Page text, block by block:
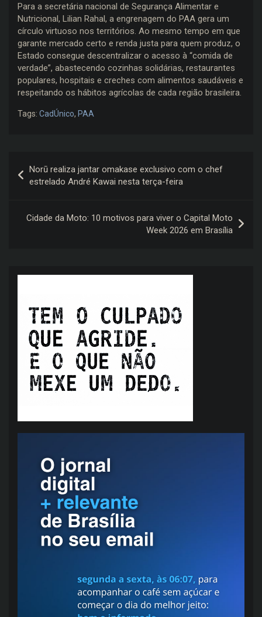
Para a secretária nacional de Segurança Alimentar e
Nutricional, Lilian Rahal, a engrenagem do PAA gera um
círculo virtuoso nos territórios. Ao mesmo tempo em que
garante mercado certo e renda justa para quem produz, o
Estado consegue descentralizar o acesso à “comida de
verdade”, abastecendo cozinhas solidárias, restaurantes
populares, hospitais e creches com alimentos saudáveis e
respeitando os hábitos agrícolas de cada região brasileira.
Tags: CadÚnico, PAA
de
Norū realiza jantar omakase exclusivo com o chef
estrelado André Kawai nesta terça-feira
Cidade da Moto: 10 motivos para viver o Capital Moto
Week 2026 em Brasília